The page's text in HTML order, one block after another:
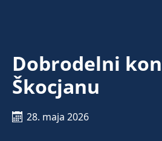
Dobrodelni
Škocjanu
28. maja 2026